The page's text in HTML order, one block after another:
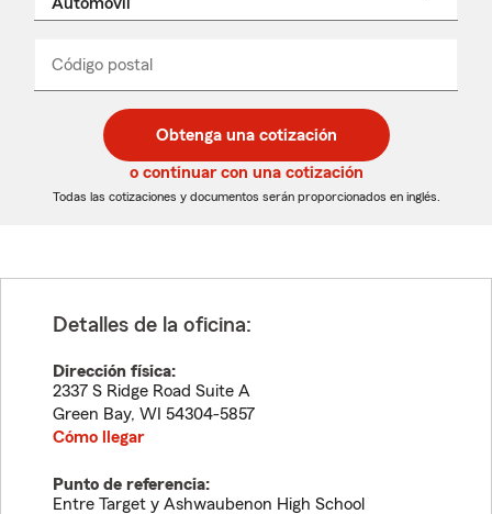
desplegable
Código postal
de
5
dígitos
de
5
dígitos
_____
Obtenga una cotización
o continuar con una cotización
Todas las cotizaciones y documentos serán proporcionados en inglés.
Detalles de la oficina:
Dirección física:
2337 S Ridge Road Suite A
Green Bay, WI 54304-5857
Cómo llegar
Punto de referencia:
Entre Target y Ashwaubenon High School